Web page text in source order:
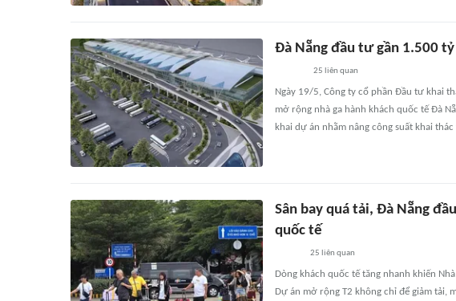
Đà Nẵng đầu tư gần 1.500
25 liên quan
Ngày 19/5, Công ty cổ phần Đầu tư khai
mở rộng nhà ga hành khách quốc tế Đà
khai dự án nhằm nâng công suất khai
Sân bay quá tải, Đà Nẵng
quốc tế
25 liên quan
Dòng khách quốc tế tăng nhanh khiến
Dự án mở rộng T2 không chỉ để giảm tải,